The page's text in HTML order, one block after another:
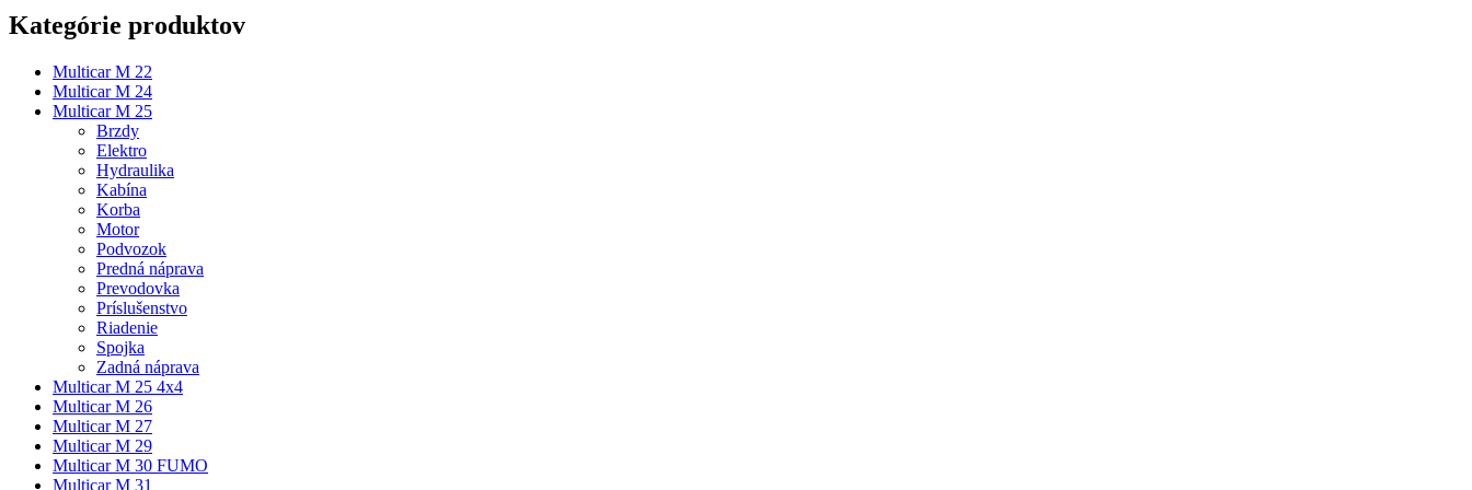
Kategórie produktov
Multicar M 22
Multicar M 24
Multicar M 25
Brzdy
Elektro
Hydraulika
Kabína
Korba
Motor
Podvozok
Predná náprava
Prevodovka
Príslušenstvo
Riadenie
Spojka
Zadná náprava
Multicar M 25 4x4
Multicar M 26
Multicar M 27
Multicar M 29
Multicar M 30 FUMO
Multicar M 31